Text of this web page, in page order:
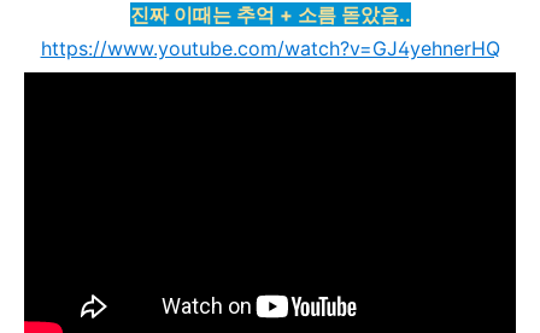
진짜 이때는 추억 + 소름 돋았음..
https://www.youtube.com/watch?v=GJ4yehnerHQ